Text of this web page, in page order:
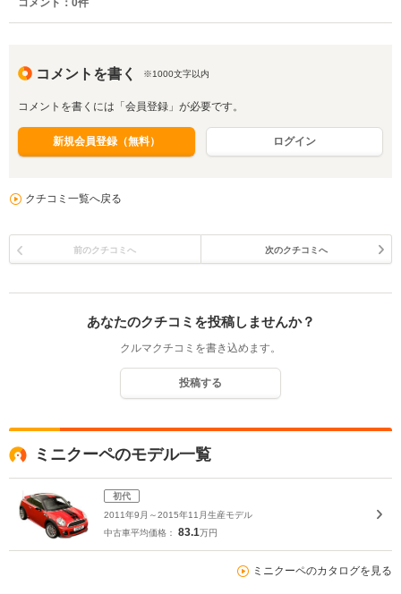
コメント： 0件
コメントを書く ※1000文字以内
コメントを書くには「会員登録」が必要です。
新規会員登録（無料） ログイン
クチコミ一覧へ戻る
前のクチコミへ 次のクチコミへ
あなたのクチコミを投稿しませんか？
クルマクチコミを書き込めます。
投稿する
ミニクーペのモデル一覧
初代
2011年9月～2015年11月生産モデル
中古車平均価格： 83.1万円
ミニクーペのカタログを見る